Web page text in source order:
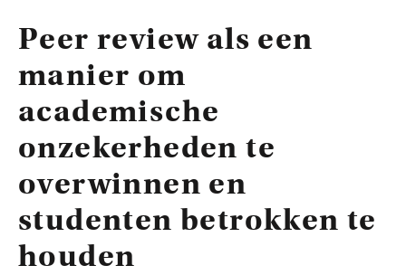
Peer review als een
manier om
academische
onzekerheden te
overwinnen en
studenten betrokken te
houden